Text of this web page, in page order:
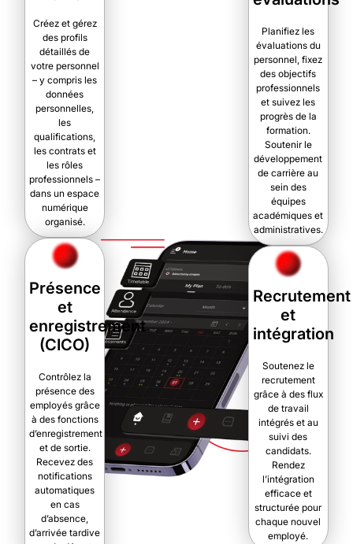
Créez et gérez
des profils
détaillés de
votre personnel
– y compris les
données
personnelles,
les
qualifications,
les contrats et
les rôles
professionnels –
dans un espace
numérique
organisé.
Présence
et
enregistrement
(CICO)
Contrôlez la
présence des
employés grâce
à des fonctions
d’enregistrement
et de sortie.
Recevez des
notifications
automatiques
en cas
d’absence,
d’arrivée tardive
Planifiez les
évaluations du
personnel, fixez
des objectifs
professionnels
et suivez les
progrès de la
formation.
Soutenir le
développement
de carrière au
sein des
équipes
académiques et
administratives.
Recrutement
et
intégration
Soutenez le
recrutement
grâce à des flux
de travail
intégrés et au
suivi des
candidats.
Rendez
l’intégration
efficace et
structurée pour
chaque nouvel
employé.